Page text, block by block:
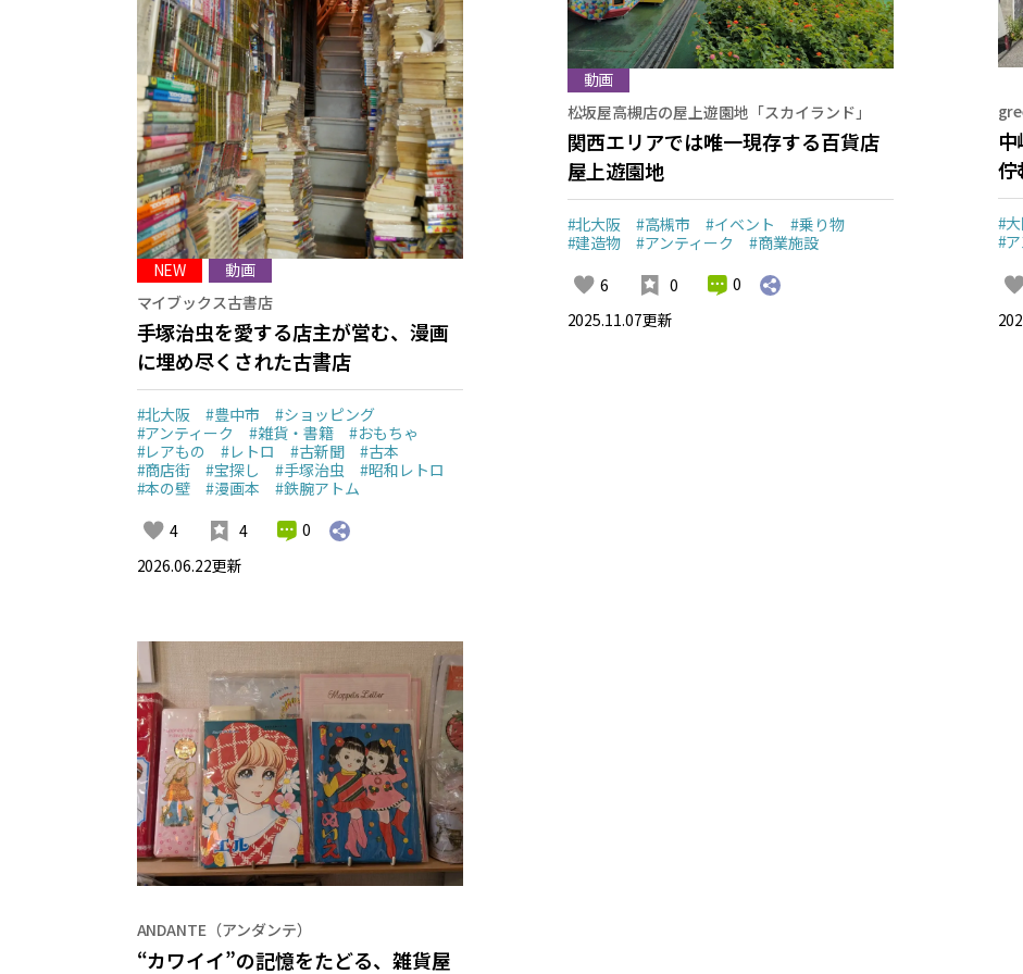
NEW
動画
マイブックス古書店
手塚治虫を愛する店主が営む、漫画
に埋め尽くされた古書店
#北大阪 #豊中市
#ショッピング
#アンティーク
#雑貨・書籍
#おもちゃ
#レアもの
#レトロ #古新聞
#古本
#商店街
#宝探し #手塚治虫
#昭和レトロ
#本の壁
#漫画本
#鉄腕アトム
4
4
0
2026.06.22更新
動画
松坂屋高槻店の屋上遊園地「スカイランド」
関西エリアでは唯一現存する百貨店
屋上遊園地
#北大阪 #高槻市 #イベント
#乗り物
#建造物
#アンティーク
#商業施設
6
0
0
2025.11.07更新
佇
#
#
ANDANTE（アンダンテ）
“カワイイ”の記憶をたどる、雑貨屋